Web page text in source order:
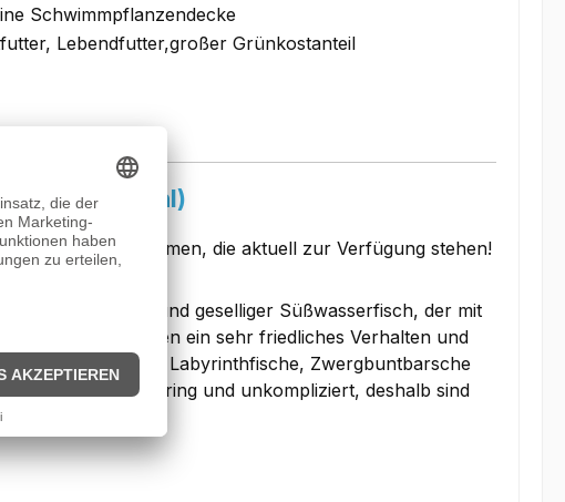
Schwimmpflanzendecke
Lebendfutter,großer Grünkostanteil
unserer Wahl)
attraktive Farbformen, die aktuell zur Verfügung stehen!
farbenfroher und geselliger Süßwasserfisch, der mit
kann. Platy's haben ein sehr friedliches Verhalten und
Molly's, Salmlern, Labyrinthfische, Zwergbuntbarsche
Platy's sind gering und unkompliziert, deshalb sind